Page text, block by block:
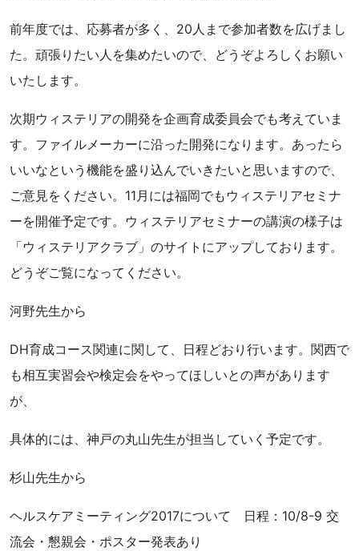
前年度では、応募者が多く、20人まで参加者数を広げまし
た。頑張りたい人を集めたいので、どうぞよろしくお願い
いたします。
次期ウィステリアの開発を企画育成委員会でも考えていま
す。ファイルメーカーに沿った開発になります。あったら
いいなという機能を盛り込んでいきたいと思いますので、
ご意見をください。11月には福岡でもウィステリアセミナ
ーを開催予定です。ウィステリアセミナーの講演の様子は
「ウィステリアクラブ」のサイトにアップしております。
どうぞご覧になってください。
河野先生から
DH育成コース関連に関して、日程どおり行います。関西で
も相互実習会や検定会をやってほしいとの声があります
が、
具体的には、神戸の丸山先生が担当していく予定です。
杉山先生から
ヘルスケアミーティング2017について 日程：10/8-9 交
流会・懇親会・ポスター発表あり